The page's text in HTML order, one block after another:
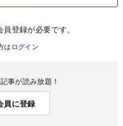
登録が必要です。
は ログイン
事が読み放題！
員に登録